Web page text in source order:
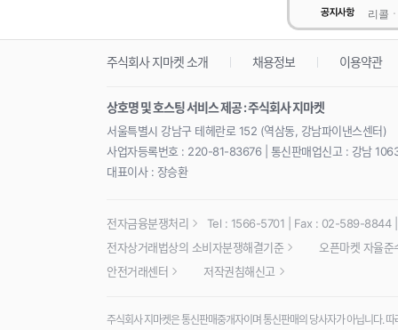
리콜
주식회사 지마켓 소개 채용정보 이용약관
상호명 및 호스팅 서비스 제공 : 주식회사 지마켓
서울특별시 강남구 테헤란로 152 (역삼동, 강남파이낸스센터)
사업자등록번호 : 220-81-83676 | 통신판매업신고 : 강남
대표이사 : 장승환
전자금융분쟁처리
Tel : 1566-5701 | Fax : 02-589-8844
전자상거래법상의 소비자분쟁해결기준
오픈마켓 자율준
안전거래센터
저작권침해신고
주식회사 지마켓은 통신판매중개자이며 통신판매의 당사자가 아닙니다.